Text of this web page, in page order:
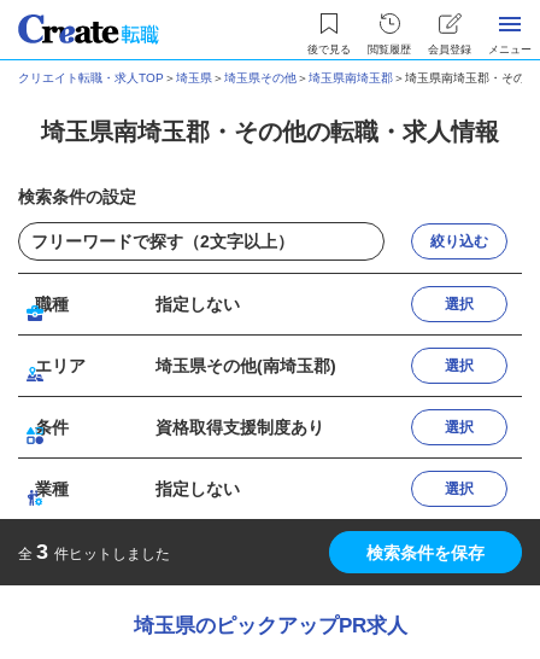
後で見る 閲覧履歴 会員登録 メニュー
クリエイト転職・求人TOP ＞埼玉県＞埼玉県その他＞埼玉県南埼玉郡＞埼玉県南埼玉郡・その
埼玉県南埼玉郡・その他の転職・求人情報
検索条件の設定
絞り込む
職種 指定しない 選択
エリア 埼玉県その他(南埼玉郡) 選択
条件 資格取得支援制度あり 選択
業種 指定しない 選択
全 3 件ヒットしました 検索条件を保存
埼玉県のピックアップPR求人